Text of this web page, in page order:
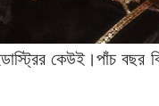
কেউই।পাঁচ বছর